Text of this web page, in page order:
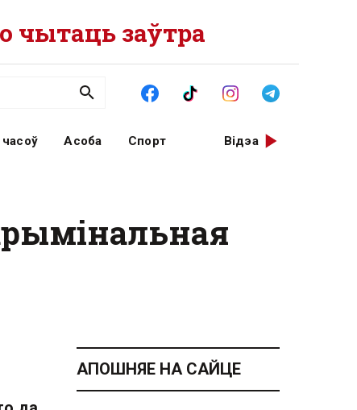
чытаць заўтра
Асоба Спорт Відэа
АПОШНЯЕ НА САЙЦЕ